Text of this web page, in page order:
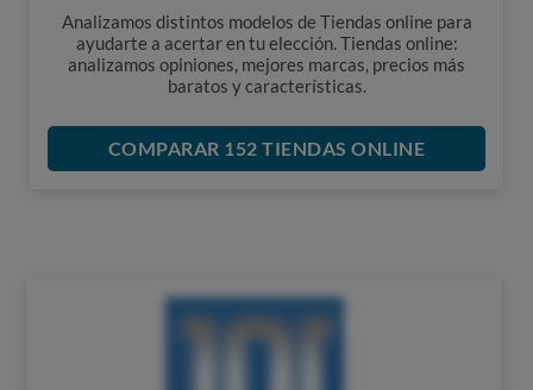
Analizamos distintos modelos de Tiendas online para
ayudarte a acertar en tu elección. Tiendas online:
analizamos opiniones, mejores marcas, precios más
baratos y características.
COMPARAR 152 TIENDAS ONLINE